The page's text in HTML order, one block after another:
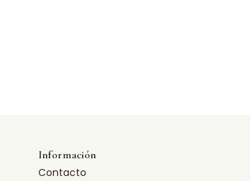
Información
Contacto